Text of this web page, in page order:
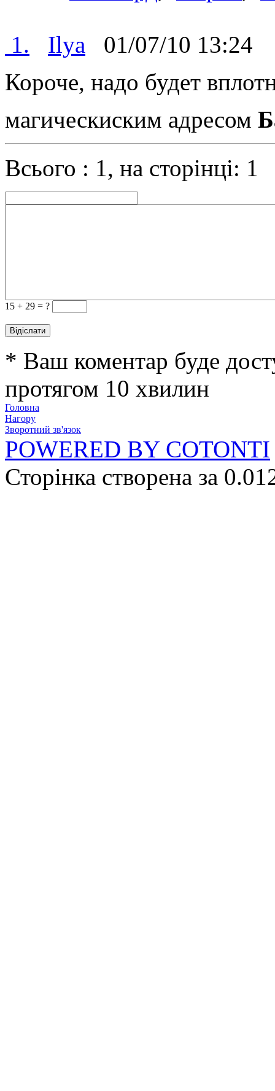
1. Ilya 01/07/10
Короче, надо будет
магическиским адресом
Всього : 1, на сторінці: 1
15 + 29 = ?
* Ваш коментар буде
протягом 10 хвилин
Головна
Нагору
Зворотний зв'язок
POWERED BY COTONTI
Сторінка створена за